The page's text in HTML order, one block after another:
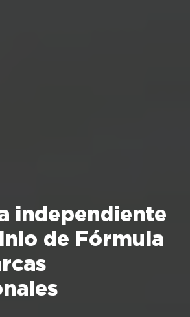
independiente
de Fórmula